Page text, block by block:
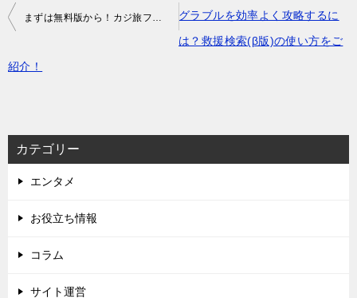
投
ナ
ー
シ
ン
グラブルを効率よく攻略するに
は？救援検索(β版)の使い方をご
紹介！
カテゴリー
エンタメ
お役立ち情報
コラム
サイト運営